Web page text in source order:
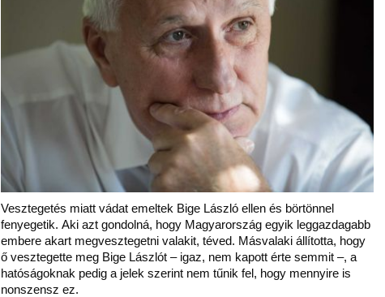
Vesztegetés miatt vádat emeltek Bige László ellen és börtönnel
fenyegetik. Aki azt gondolná, hogy Magyarország egyik leggazdagabb
embere akart megvesztegetni valakit, téved. Másvalaki állította, hogy
ő vesztegette meg Bige Lászlót – igaz, nem kapott érte semmit –, a
hatóságoknak pedig a jelek szerint nem tűnik fel, hogy mennyire is
nonszensz ez.